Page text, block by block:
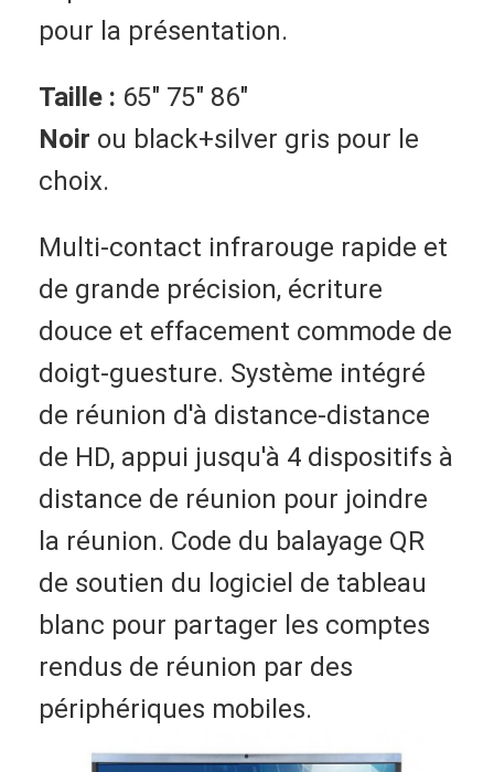
nouvelles
Tous les cas
Blog
Parlez Maintenant.
Tableau blanc interactif d'Iboard
tableau blanc interactif d'IR
tableau blanc interactif infrarouge
Moniteur interactif d'écran tactile
panneau futé d'affichage à cristaux liquides
Tableau blanc interactif de LED
Tableau blanc interactif d'écran tactile
tous dans un tableau blanc interactif
tableau blanc interactif portatif
pour la présentation.
Taille : 65" 75" 86"
Noir ou black+silver gris pour le
choix.
Multi-contact infrarouge rapide et
de grande précision, écriture
douce et effacement commode de
doigt-guesture. Système intégré
de réunion d'à distance-distance
de HD, appui jusqu'à 4 dispositifs à
distance de réunion pour joindre
la réunion. Code du balayage QR
de soutien du logiciel de tableau
blanc pour partager les comptes
rendus de réunion par des
périphériques mobiles.